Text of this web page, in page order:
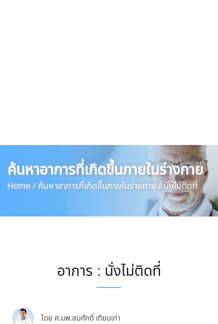
ค้นหาอาการที่เกิดขึ้นภายในร่างกาย
Home / ค้นหาอาการที่เกิดขึ้นภายในร่างกาย / นั่งไม่ติดที่
อาการ : นั่งไม่ติดที่
โดย ศ.นพ.สมศักดิ์ เทียมเก่า